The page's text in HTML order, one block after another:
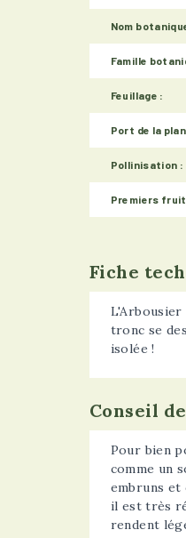
Nom
Famille
Feuillage :
Port de la
Pollinisation :
Premiers
Fiche
tronc se
isolée !
Conseil
Pour bien
comme un
embruns et
il est très
rendent